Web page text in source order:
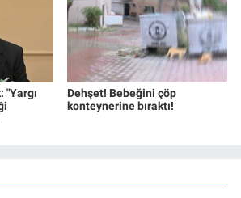
"Yargı
Dehşet! Bebeğini çöp
konteynerine bıraktı!